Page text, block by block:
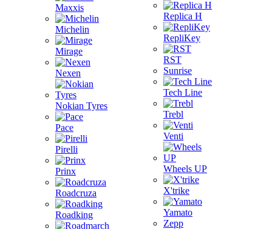
Maxxis
Michelin
Mirage
Nexen
Nokian Tyres
Pace
Pirelli
Prinx
Roadcruza
Roadking
Replica H
RepliKey
RST
Sunrise
Tech Line
Trebl
Venti
Wheels UP
X'trike
Yamato
Zepp